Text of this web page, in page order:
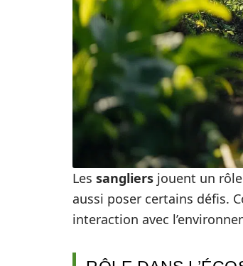
Les sangliers jouent un
aussi poser certains défis.
interaction avec